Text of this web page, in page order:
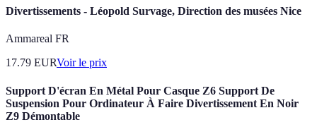
Divertissements - Léopold Survage, Direction des musées Nice
Ammareal FR
17.79 EURVoir le prix
Support D'écran En Métal Pour Casque Z6 Support De
Suspension Pour Ordinateur À Faire Divertissement En Noir
Z9 Démontable